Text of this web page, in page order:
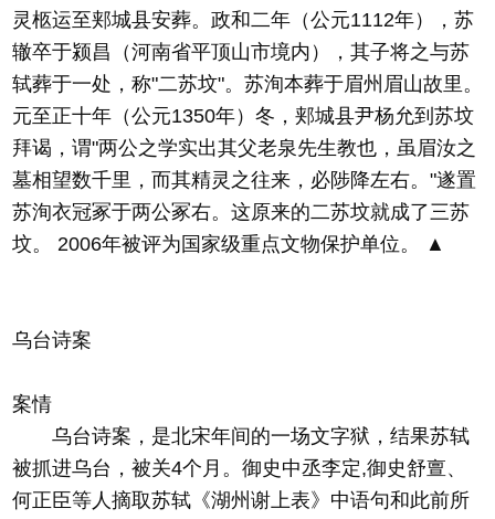
灵柩运至郏城县安葬。政和二年（公元1112年），苏
辙卒于颍昌（河南省平顶山市境内），其子将之与苏
轼葬于一处，称"二苏坟"。苏洵本葬于眉州眉山故里。
元至正十年（公元1350年）冬，郏城县尹杨允到苏坟
拜谒，谓"两公之学实出其父老泉先生教也，虽眉汝之
墓相望数千里，而其精灵之往来，必陟降左右。"遂置
苏洵衣冠冢于两公冢右。这原来的二苏坟就成了三苏
坟。 2006年被评为国家级重点文物保护单位。 ▲
乌台诗案
案情
乌台诗案，是北宋年间的一场文字狱，结果苏轼
被抓进乌台，被关4个月。御史中丞李定,御史舒亶、
何正臣等人摘取苏轼《湖州谢上表》中语句和此前所